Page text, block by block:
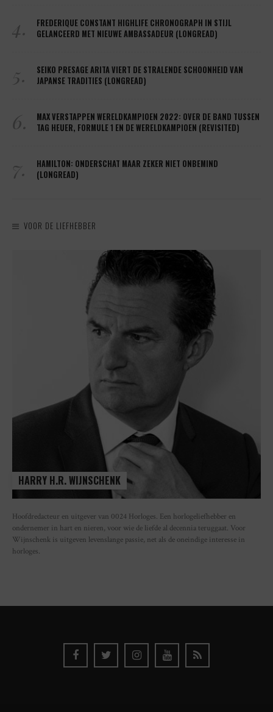
4.
FREDERIQUE CONSTANT HIGHLIFE CHRONOGRAPH IN STIJL
GELANCEERD MET NIEUWE AMBASSADEUR (LONGREAD)
5.
SEIKO PRESAGE ARITA VIERT DE STRALENDE SCHOONHEID VAN
JAPANSE TRADITIES (LONGREAD)
6.
MAX VERSTAPPEN WERELDKAMPIOEN 2022: OVER DE BAND TUSSEN
TAG HEUER, FORMULE 1 EN DE WERELDKAMPIOEN (REVISITED)
7.
HAMILTON: ONDERSCHAT MAAR ZEKER NIET ONBEMIND
(LONGREAD)
VOOR DE LIEFHEBBER
HARRY H.R. WIJNSCHENK
Hoofdredacteur en uitgever van 0024 Horloges. Een horlogeliefhebber en
ondernemer in hart en nieren, voor wie de liefde al decennia teruggaat. Voor
Wijnschenk is uitgeven levenslange passie, net als de oneindige interesse in
horloges.